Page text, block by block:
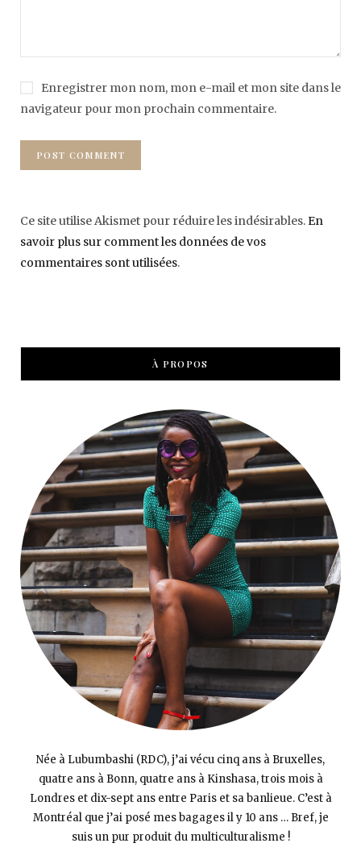
Enregistrer mon nom, mon e-mail et mon site dans le
navigateur pour mon prochain commentaire.
Ce site utilise Akismet pour réduire les indésirables.En
savoir plus sur comment les données de vos
commentaires sont utilisées.
À PROPOS
Née à Lubumbashi (RDC), j’ai vécu cinq ans à Bruxelles,
quatre ans à Bonn, quatre ans à Kinshasa, trois mois à
Londres et dix-sept ans entre Paris et sa banlieue. C’est à
Montréal que j’ai posé mes bagages il y 10 ans … Bref, je
suis un pur produit du multiculturalisme !